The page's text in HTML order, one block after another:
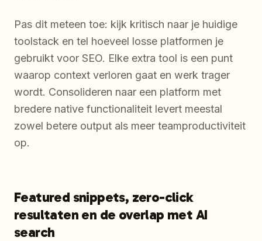
Pas dit meteen toe: kijk kritisch naar je huidige
toolstack en tel hoeveel losse platformen je
gebruikt voor SEO. Elke extra tool is een punt
waarop context verloren gaat en werk trager
wordt. Consolideren naar een platform met
bredere native functionaliteit levert meestal
zowel betere output als meer teamproductiviteit
op.
Featured snippets, zero-click
resultaten en de overlap met AI
search